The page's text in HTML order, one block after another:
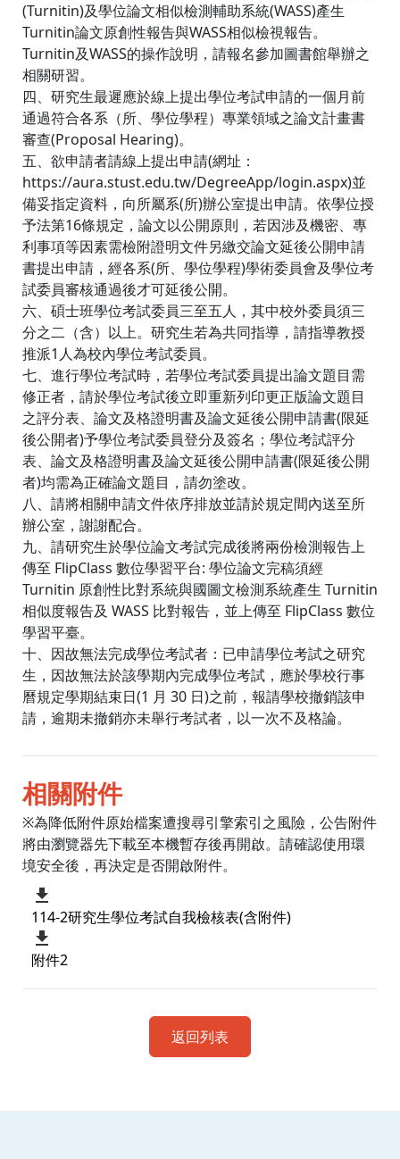
(Turnitin)及學位論文相似檢測輔助系統(WASS)產生
Turnitin論文原創性報告與WASS相似檢視報告。
Turnitin及WASS的操作說明，請報名參加圖書館舉辦之
相關研習。
四、研究生最遲應於線上提出學位考試申請的一個月前
通過符合各系（所、學位學程）專業領域之論文計畫書
審查(Proposal Hearing)。
五、欲申請者請線上提出申請(網址：
https://aura.stust.edu.tw/DegreeApp/login.aspx)並
備妥指定資料，向所屬系(所)辦公室提出申請。依學位授
予法第16條規定，論文以公開原則，若因涉及機密、專
利事項等因素需檢附證明文件另繳交論文延後公開申請
書提出申請，經各系(所、學位學程)學術委員會及學位考
試委員審核通過後才可延後公開。
六、碩士班學位考試委員三至五人，其中校外委員須三
分之二（含）以上。研究生若為共同指導，請指導教授
推派1人為校內學位考試委員。
七、進行學位考試時，若學位考試委員提出論文題目需
修正者，請於學位考試後立即重新列印更正版論文題目
之評分表、論文及格證明書及論文延後公開申請書(限延
後公開者)予學位考試委員登分及簽名；學位考試評分
表、論文及格證明書及論文延後公開申請書(限延後公開
者)均需為正確論文題目，請勿塗改。
八、請將相關申請文件依序排放並請於規定間內送至所
辦公室，謝謝配合。
九、請研究生於學位論文考試完成後將兩份檢測報告上
傳至 FlipClass 數位學習平台: 學位論文完稿須經
Turnitin 原創性比對系統與國圖文檢測系統產生 Turnitin
相似度報告及 WASS 比對報告，並上傳至 FlipClass 數位
學習平臺。
十、因故無法完成學位考試者：已申請學位考試之研究
生，因故無法於該學期內完成學位考試，應於學校行事
曆規定學期結束日(1 月 30 日)之前，報請學校撤銷該申
請，逾期未撤銷亦未舉行考試者，以一次不及格論。
相關附件
※為降低附件原始檔案遭搜尋引擎索引之風險，公告附件
將由瀏覽器先下載至本機暫存後再開啟。請確認使用環
境安全後，再決定是否開啟附件。
114-2研究生學位考試自我檢核表(含附件)
附件2
返回列表